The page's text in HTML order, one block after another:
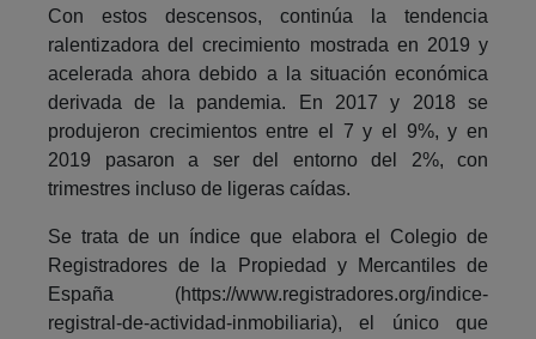
Con estos descensos, continúa la tendencia
ralentizadora del crecimiento mostrada en 2019 y
acelerada ahora debido a la situación económica
derivada de la pandemia. En 2017 y 2018 se
produjeron crecimientos entre el 7 y el 9%, y en
2019 pasaron a ser del entorno del 2%, con
trimestres incluso de ligeras caídas.
Se trata de un índice que elabora el Colegio de
Registradores de la Propiedad y Mercantiles de
España (https://www.registradores.org/indice-
registral-de-actividad-inmobiliaria), el único que